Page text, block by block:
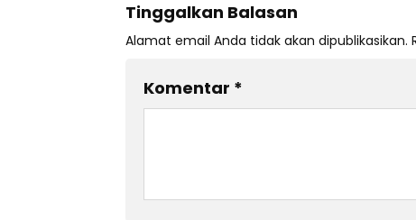
Tinggalkan Balasan
Alamat email Anda tidak akan dipublikasikan.
Komentar *